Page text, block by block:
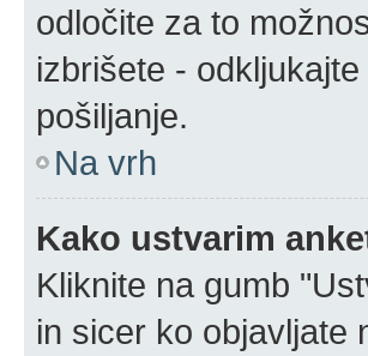
odločite za to
izbrišete -
pošiljanje.
Na vrh
Kako ustvarim
Kliknite na gumb
in sicer ko objavljate